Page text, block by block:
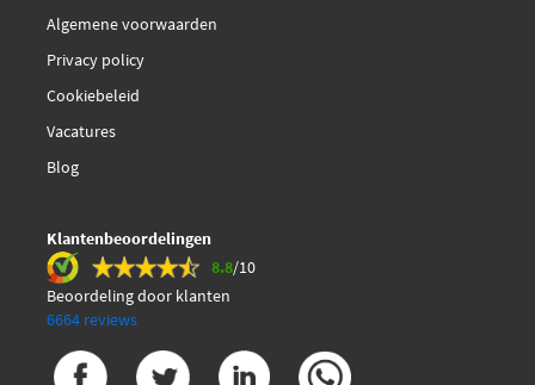
Algemene voorwaarden
Privacy policy
Cookiebeleid
Vacatures
Blog
Klantenbeoordelingen
8.8/10
Beoordeling door klanten
6664 reviews